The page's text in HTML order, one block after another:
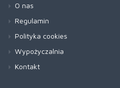
O nas
Regulamin
Polityka cookies
Wypożyczalnia
Kontakt